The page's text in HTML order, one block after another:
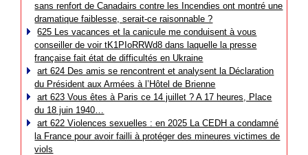
sans renfort de Canadairs contre les Incendies ont montré une
dramatique faiblesse, serait-ce raisonnable ?
625 Les vacances et la canicule me conduisent à vous
conseiller de voir tK1PIoRRWd8 dans laquelle la presse
française fait état de difficultés en Ukraine
art 624 Des amis se rencontrent et analysent la Déclaration
du Président aux Armées à l’Hôtel de Brienne
art 623 Vous êtes à Paris ce 14 juillet ? A 17 heures, Place
du 18 juin 1940…
art 622 Violences sexuelles : en 2025 La CEDH a condamné
la France pour avoir failli à protéger des mineures victimes de
viols